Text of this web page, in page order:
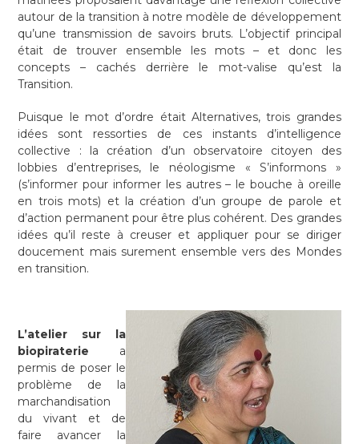
autour de la transition à notre modèle de développement
qu’une transmission de savoirs bruts. L’objectif principal
était de trouver ensemble les mots – et donc les
concepts – cachés derrière le mot-valise qu’est la
Transition.
Puisque le mot d’ordre était Alternatives, trois grandes
idées sont ressorties de ces instants d’intelligence
collective : la création d’un observatoire citoyen des
lobbies d’entreprises, le néologisme « S’informons »
(s’informer pour informer les autres – le bouche à oreille
en trois mots) et la création d’un groupe de parole et
d’action permanent pour être plus cohérent. Des grandes
idées qu’il reste à creuser et appliquer pour se diriger
doucement mais surement ensemble vers des Mondes
en transition.
L’atelier sur la
biopiraterie a
permis de poser le
problème de la
marchandisation
du vivant et de
faire avancer la